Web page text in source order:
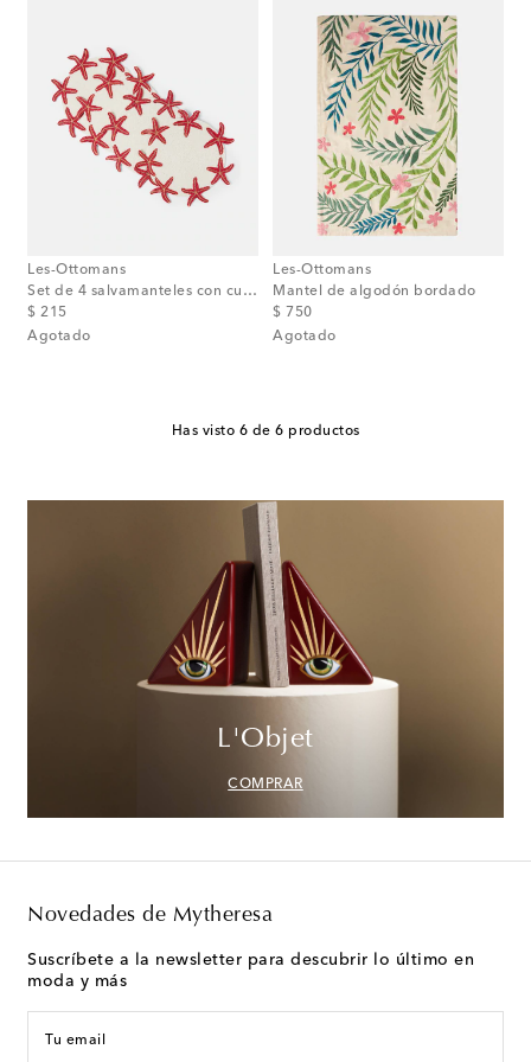
Les-Ottomans
Set de 4 salvamanteles con cuentas
$ 215
original price
Agotado
Les-Ottomans
Mantel de algodón bordado
$ 750
original price
Agotado
Has visto 6 de 6 productos
L'Objet
COMPRAR
Novedades de Mytheresa
Suscríbete a la newsletter para descubrir lo último en
moda y más
Tu email